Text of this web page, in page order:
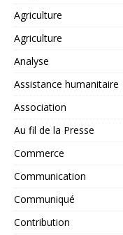
Agriculture
Agriculture
Analyse
Assistance humanitaire
Association
Au fil de la Presse
Commerce
Communication
Communiqué
Contribution